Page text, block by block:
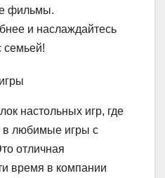
фильмы.
и наслаждайтесь
семьей!
настольных игр, где
в любимые игры с
отличная
время в компании